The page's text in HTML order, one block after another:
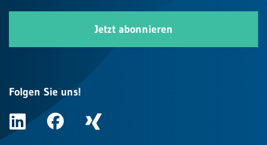
Jetzt abonnieren
Folgen Sie uns!